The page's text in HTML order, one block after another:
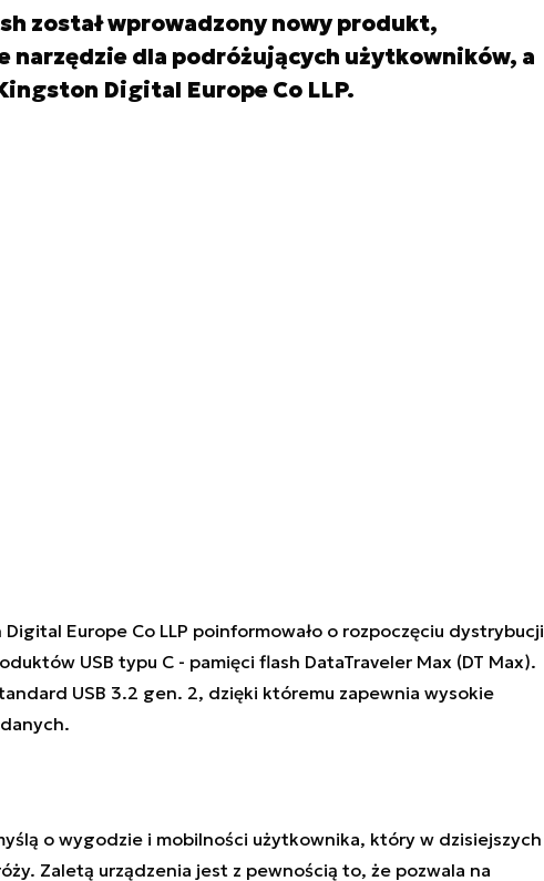
został wprowadzony nowy produkt,
narzędzie dla podróżujących użytkowników, a
Digital Europe Co LLP.
Europe Co LLP poinformowało o rozpoczęciu dystrybucji
USB typu C- pamięci flash DataTraveler Max (DT Max).
USB 3.2 gen. 2, dzięki któremu zapewnia wysokie
o wygodzie i mobilności użytkownika, który w dzisiejszych
Zaletą urządzenia jest z pewnością to, że pozwala na